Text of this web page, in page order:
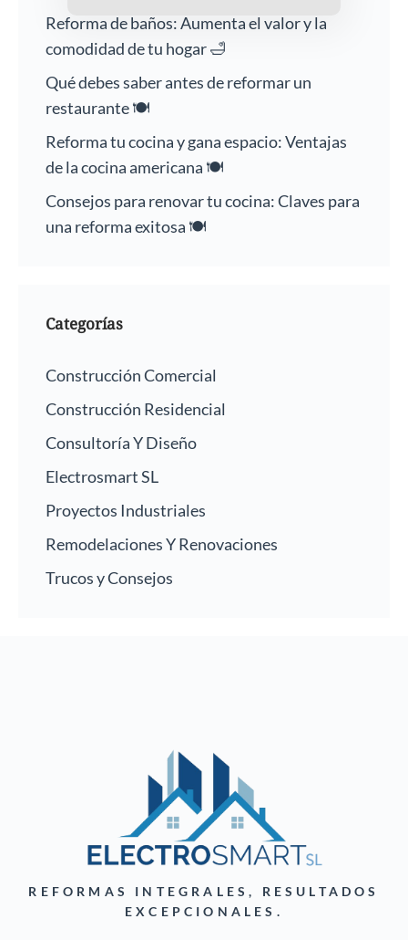
Reforma de baños: Aumenta el valor y la
comodidad de tu hogar 🛁
Qué debes saber antes de reformar un
restaurante 🍽️
Reforma tu cocina y gana espacio: Ventajas
de la cocina americana 🍽️
Consejos para renovar tu cocina: Claves para
una reforma exitosa 🍽️
Categorías
Construcción Comercial
Construcción Residencial
Consultoría Y Diseño
Electrosmart SL
Proyectos Industriales
Remodelaciones Y Renovaciones
Trucos y Consejos
REFORMAS INTEGRALES, RESULTADOS
EXCEPCIONALES.